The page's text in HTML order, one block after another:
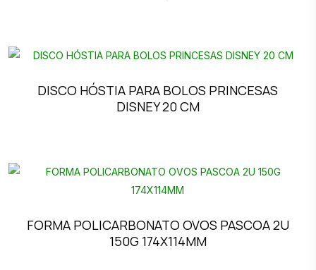
DISCO HÓSTIA PARA BOLOS PRINCESAS
DISNEY 20 CM
FORMA POLICARBONATO OVOS PASCOA 2U
150G 174X114MM